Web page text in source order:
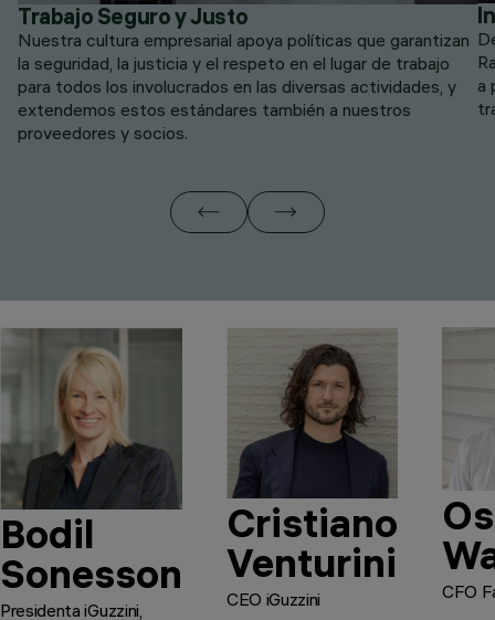
Trabajo Seguro y Justo
Nuestra cultura empresarial apoya políticas que garantizan
la seguridad, la justicia y el respeto en el lugar de trabajo
para todos los involucrados en las diversas actividades, y
extendemos estos estándares también a nuestros
proveedores y socios.
a
Bodil
Sonesson
Presidenta iGuzzini,
Cristiano
Venturini
CEO iGuzzini CFO